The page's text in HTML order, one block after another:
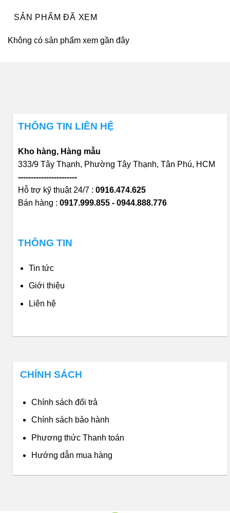
SẢN PHẨM ĐÃ XEM
Không có sản phẩm xem gần đây
THÔNG TIN LIÊN HỆ
Kho hàng, Hàng mẫu
333/9 Tây Thạnh, Phường Tây Thạnh, Tân Phú, HCM
-----------------------
Hỗ trợ kỹ thuật 24/7 : 0916.474.625
Bán hàng : 0917.999.855 - 0944.888.776
THÔNG TIN
Tin tức
Giới thiệu
Liên hệ
CHÍNH SÁCH
Chính sách đổi trả
Chính sách bảo hành
Phương thức Thanh toán
Hướng dẫn mua hàng